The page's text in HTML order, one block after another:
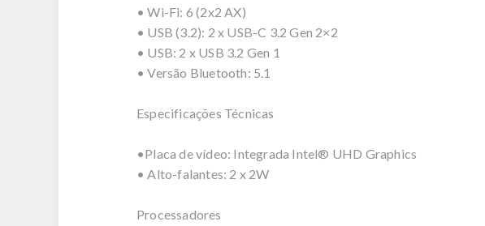
• Wi-Fi: 6 (2x2 AX)
• USB (3.2): 2 x USB-C 3.2 Gen 2×2
• USB: 2 x USB 3.2 Gen 1
• Versão Bluetooth: 5.1
Especificações Técnicas
•Placa de vídeo: Integrada Intel® UHD Graphics
• Alto-falantes: 2 x 2W
Processadores